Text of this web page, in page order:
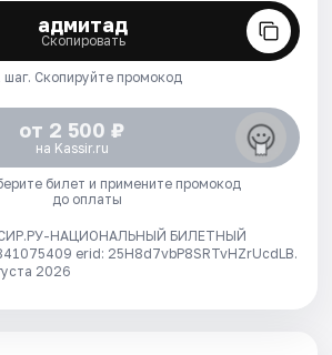
адмитад
Скопировать
шаг. Скопируйте промокод
от 2 500 ₽
на Kassir.ru
билет и примените промокод
до оплаты
НАЦИОНАЛЬНЫЙ БИЛЕТНЫЙ
erid: 25H8d7vbP8SRTvHZrUcdLB.
2026